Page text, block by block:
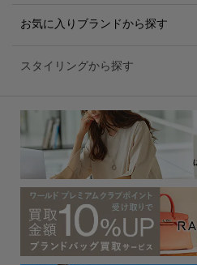
お気に入りブランドから探す
スタイリングから探す